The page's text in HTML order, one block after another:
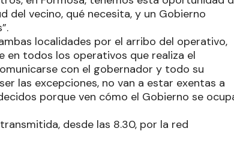
del vecino, qué necesita, y un Gobierno
localidades por el arribo del operativo,
en todos los operativos que realiza el
con el gobernador y todo su
las excepciones, no van a estar exentas a
porque ven cómo el Gobierno se
desde las 8.30, por la red